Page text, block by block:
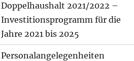
Doppelhaushalt 2021/2022 –
Investitionsprogramm für die
Jahre 2021 bis 2025
Personalangelegenheiten